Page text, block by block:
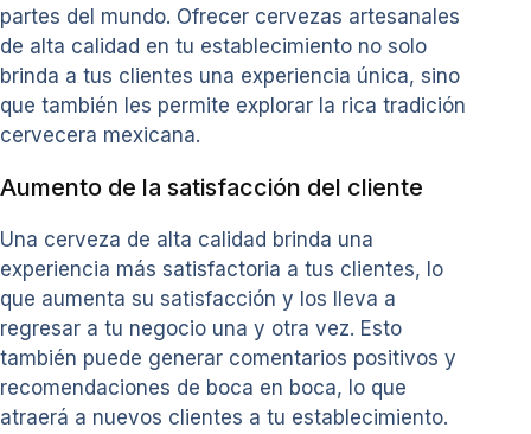
partes del mundo. Ofrecer cervezas artesanales
de alta calidad en tu establecimiento no solo
brinda a tus clientes una experiencia única, sino
que también les permite explorar la rica tradición
cervecera mexicana.
Aumento de la satisfacción del cliente
Una cerveza de alta calidad brinda una
experiencia más satisfactoria a tus clientes, lo
que aumenta su satisfacción y los lleva a
regresar a tu negocio una y otra vez. Esto
también puede generar comentarios positivos y
recomendaciones de boca en boca, lo que
atraerá a nuevos clientes a tu establecimiento.